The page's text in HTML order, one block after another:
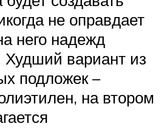
не оправдает
него надежд
Худший вариант из
подложек –
на втором